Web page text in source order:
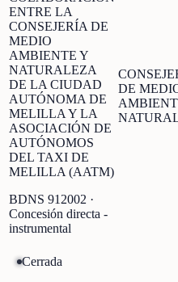
ENTRE LA
CONSEJERÍA DE
MEDIO
AMBIENTE Y
NATURALEZA
DE LA CIUDAD
AUTÓNOMA DE
MELILLA Y LA
ASOCIACIÓN DE
AUTÓNOMOS
DEL TAXI DE
MELILLA (AATM)
BDNS 912002 ·
Concesión directa -
instrumental
DE
Cerrada